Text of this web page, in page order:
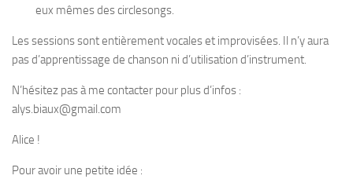
eux mêmes des circlesongs.
Les sessions sont entièrement vocales et improvisées. Il n’y aura
pas d’apprentissage de chanson ni d’utilisation d’instrument.
N’hésitez pas à me contacter pour plus d’infos :
alys.biaux@gmail.com
Alice !
Pour avoir une petite idée :